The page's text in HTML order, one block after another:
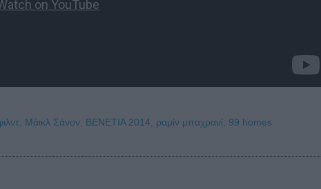
Μάικλ Σάνον, ΒΕΝΕΤΙΑ 2014, ραμίν μπαχρανί, 99 homes